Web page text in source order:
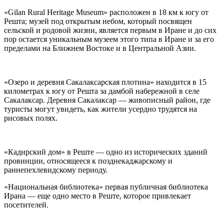
«Gilan Rural Heritage Museum» расположен в 18 км к югу от
Решта; музей под открытым небом, который посвящен
сельской и родовой жизни, является первым в Иране и до сих
пор остается уникальным музеем этого типа в Иране и за его
пределами на Ближнем Востоке и в Центральной Азии.
«Озеро и деревня Сакалаксарская плотина» находится в 15
километрах к югу от Решта за дамбой набережной в селе
Сакалаксар. Деревня Сакалаксар — живописный район, где
туристы могут увидеть, как жители усердно трудятся на
рисовых полях.
«Кадирский дом» в Реште — одно из исторических зданий
провинции, относящееся к позднекаджарскому и
раннепехлевидскому периоду.
«Национальная библиотека» первая публичная библиотека
Ирана — еще одно место в Реште, которое привлекает
посетителей.